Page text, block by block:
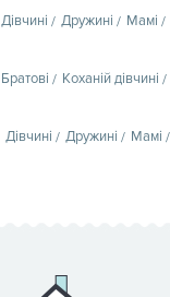
Дівчині Дружині Мамі
Братові Коханій дівчині
Дівчині Дружині Мамі